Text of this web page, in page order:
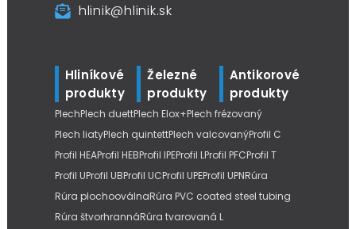
hlinik@hlinik.sk
Hliníkové
produkty
Železné
produkty
Antikorové
produkty
PlechPlech duettPlech Elox+Plech frézovaný
Plech liatyPlech quintettPlech valcovanýProfil C
Profil HEAProfil HEBProfil IPEProfil LProfil PFCProfil T
Profil UProfil UBProfil UCProfil UPEProfil UPNRúra
Rúra plochooválnaRúra PVC coated steel tubing
Rúra štvorhrannáRúra tvarovaná L